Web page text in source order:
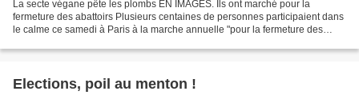
La secte végane pête les plombs EN IMAGES. Ils ont marché pour la
fermeture des abattoirs Plusieurs centaines de personnes participaient dans
le calme ce samedi à Paris à la marche annuelle "pour la fermeture des
Elections, poil au menton !